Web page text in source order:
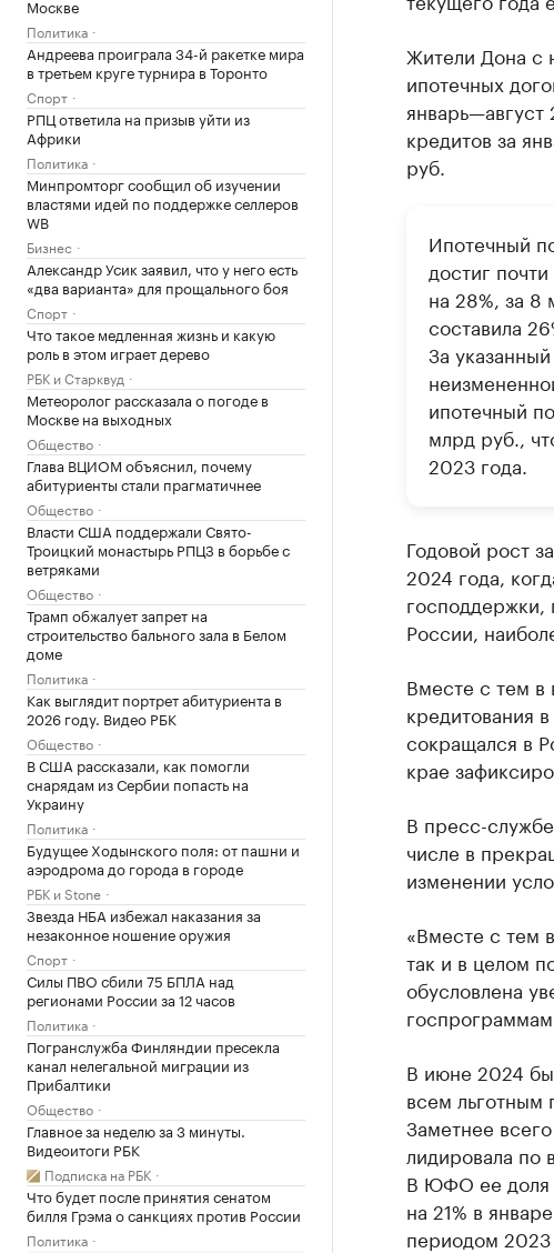
Москве
Политика
Андреева проиграла 34-й ракетке мира
в третьем круге турнира в Торонто
Спорт
РПЦ ответила на призыв уйти из
Африки
Политика
Минпромторг сообщил об изучении
властями идей по поддержке селлеров
WB
Бизнес
Александр Усик заявил, что у него есть
«два варианта» для прощального боя
Спорт
Что такое медленная жизнь и какую
роль в этом играет дерево
РБК и Старквуд
Метеоролог рассказала о погоде в
Москве на выходных
Общество
Глава ВЦИОМ объяснил, почему
абитуриенты стали прагматичнее
Общество
Власти США поддержали Свято-
Троицкий монастырь РПЦЗ в борьбе с
ветряками
Общество
Трамп обжалует запрет на
строительство бального зала в Белом
доме
Политика
Как выглядит портрет абитуриента в
2026 году. Видео РБК
Общество
В США рассказали, как помогли
снарядам из Сербии попасть на
Украину
Политика
Будущее Ходынского поля: от пашни и
аэродрома до города в городе
РБК и Stone
Звезда НБА избежал наказания за
незаконное ношение оружия
Спорт
Силы ПВО сбили 75 БПЛА над
регионами России за 12 часов
Политика
Погранслужба Финляндии пресекла
канал нелегальной миграции из
Прибалтики
Общество
Главное за неделю за 3 минуты.
Видеоитоги РБК
Подписка на РБК
Что будет после принятия сенатом
билля Грэма о санкциях против России
Политика
Жители Дона с
ипотечных
кредитов за
руб.
Ипотечный
достиг
на 28%, за 8
составила
За
ипотечный
млрд руб.,
2023 года.
Годовой рост
2024 года,
России,
Вместе с тем в
кредитования
сокращался в
крае
В пресс-
числе в
изменении
«Вместе с тем
так и в целом
обусловлена
В июне 2024
всем льготным
Заметнее
лидировала по
В ЮФО ее доля
на 21% в
периодом 2023